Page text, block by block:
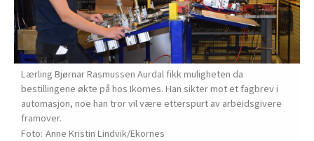
Lærling Bjørnar Rasmussen Aurdal fikk muligheten da
bestillingene økte på hos Ikornes. Han sikter mot et fagbrev i
automasjon, noe han tror vil være etterspurt av arbeidsgivere
framover.
Anne Kristin Lindvik/Ekornes